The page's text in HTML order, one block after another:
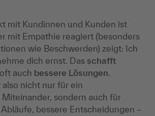
mit Kundinnen und Kunden ist
mit Empathie reagiert (besonders
wie Beschwerden) zeigt: Ich
dich ernst. Das schafft
auch bessere Lösungen.
nicht nur für ein
sondern auch für
bessere Entscheidungen –